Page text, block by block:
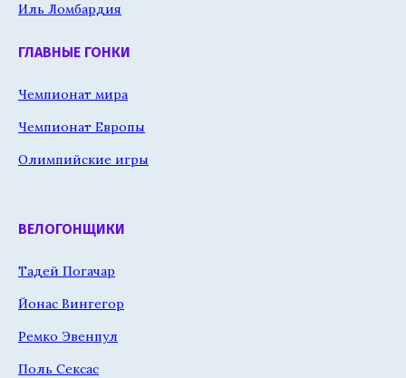
Иль Ломбардия
ГЛАВНЫЕ ГОНКИ
Чемпионат мира
Чемпионат Европы
Олимпийские игры
ВЕЛОГОНЩИКИ
Тадей Погачар
Йонас Вингегор
Ремко Эвенпул
Поль Сексас